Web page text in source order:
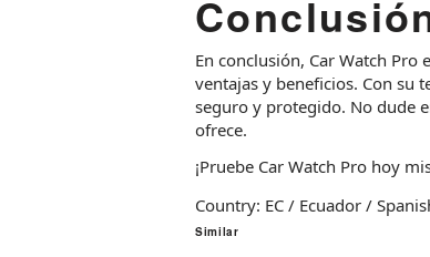
En conclusión, Car Watch
ventajas y beneficios. Con su
seguro y protegido. No dude
ofrece.
¡Pruebe Car Watch Pro hoy
Country: EC / Ecuador /
Similar